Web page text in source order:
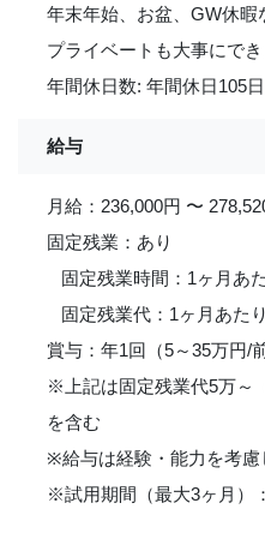
年末年始、お盆、GW休暇
プライベートも大事にで
年間休日数: 年間休日105日
給与
月給：236,000円 〜
固定残業：あり
固定残業時間：1ヶ月あ
固定残業代：1ヶ月あた
賞与：年1回（5～35万円/
※上記は固定残業代5万～
を含む
※給与は経験・能力を考慮
※試用期間（最大3ヶ月）